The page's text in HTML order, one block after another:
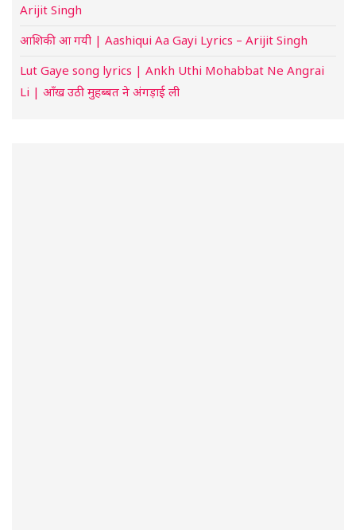
Arijit Singh
आशिकी आ गयी | Aashiqui Aa Gayi Lyrics – Arijit Singh
Lut Gaye song lyrics | Ankh Uthi Mohabbat Ne Angrai
Li | आँख उठी मुहब्बत ने अंगड़ाई ली